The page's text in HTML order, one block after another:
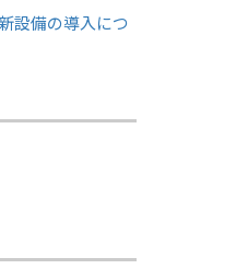
設備の導入につ